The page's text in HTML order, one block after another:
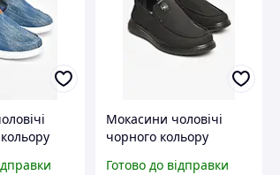
Мокасини чоловічі
чорного кольору
Готово до відправки